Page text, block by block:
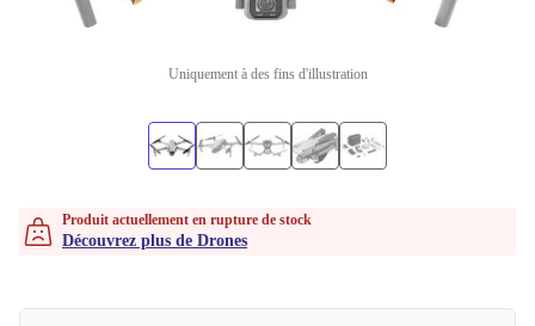
Uniquement à des fins d'illustration
Produit actuellement en rupture de stock
Découvrez plus de Drones